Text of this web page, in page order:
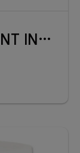
팬톤 젯소 (PREMIUM PAINT INSPIRED BY PANTONE GESSO)